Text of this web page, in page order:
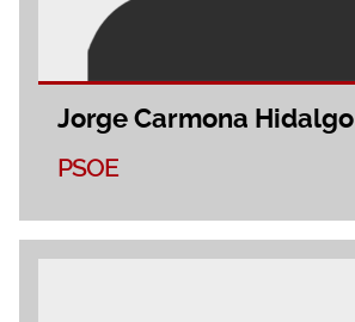
Jorge Carmona Hidalgo
PSOE